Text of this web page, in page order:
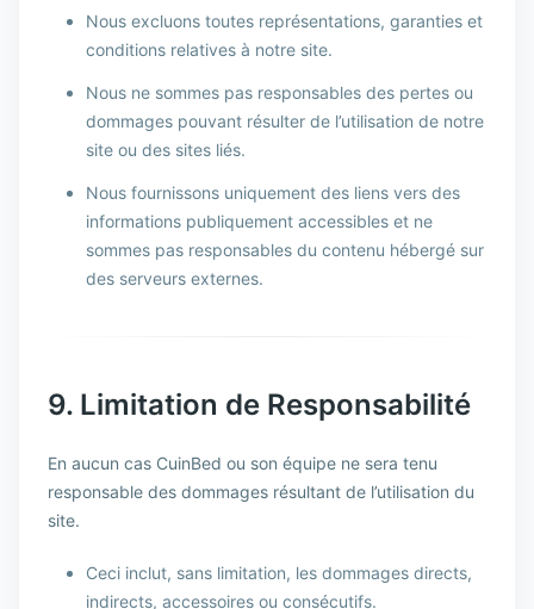
Nous excluons toutes représentations, garanties et
conditions relatives à notre site.
Nous ne sommes pas responsables des pertes ou
dommages pouvant résulter de l’utilisation de notre
site ou des sites liés.
Nous fournissons uniquement des liens vers des
informations publiquement accessibles et ne
sommes pas responsables du contenu hébergé sur
des serveurs externes.
9. Limitation de Responsabilité
En aucun cas CuinBed ou son équipe ne sera tenu
responsable des dommages résultant de l’utilisation du
site.
Ceci inclut, sans limitation, les dommages directs,
indirects, accessoires ou consécutifs.